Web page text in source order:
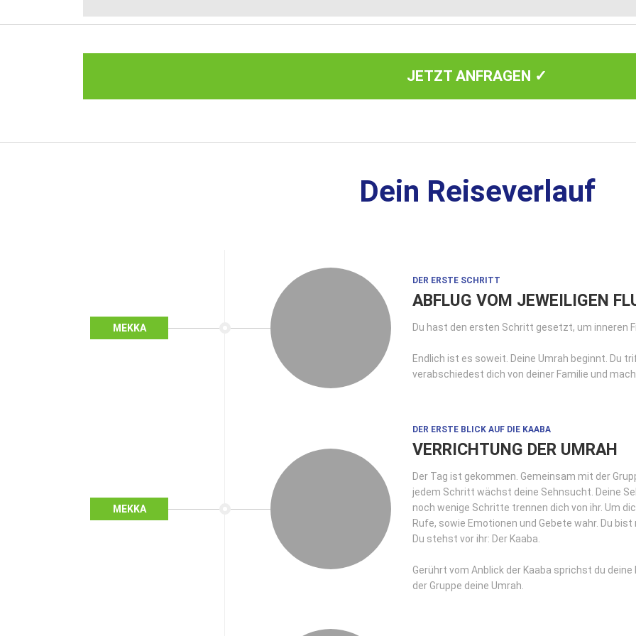
JETZT ANFRAGEN ✓
Dein Reiseverlauf
MEKKA
DER ERSTE SCHRITT
ABFLUG VOM JEWEILIGEN
Du hast den ersten Schritt gesetzt, um inneren
Endlich ist es soweit. Deine Umrah beginnt. Du
verabschiedest dich von deiner Familie und
MEKKA
DER ERSTE BLICK AUF DIE KAABA
VERRICHTUNG DER UMRAH
Der Tag ist gekommen. Gemeinsam mit der
jedem Schritt wächst deine Sehnsucht. Deine
noch wenige Schritte trennen dich von ihr. Um
Rufe, sowie Emotionen und Gebete wahr. Du
Du stehst vor ihr: Der Kaaba.
Gerührt vom Anblick der Kaaba sprichst du
der Gruppe deine Umrah.